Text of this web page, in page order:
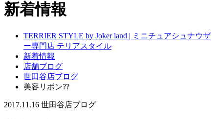
新着情報
TERRIER STYLE by Joker land | ミニチュアシュナウザ
ー専門店 テリアスタイル
新着情報
店舗ブログ
世田谷店ブログ
美容リボン??
2017.11.16 世田谷店ブログ